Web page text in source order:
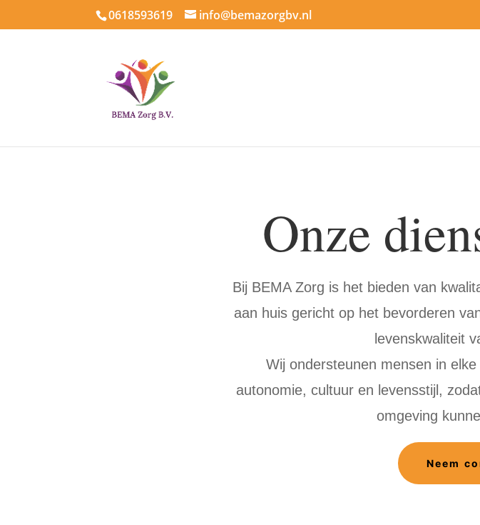
0618593619 info@bemazorgbv.nl
Onze
Bij BEMA Zorg is het bieden van
aan huis gericht op het bevorderen
levenskwaliteit
Wij ondersteunen mensen in
autonomie, cultuur en levensstijl,
omgeving
Neem